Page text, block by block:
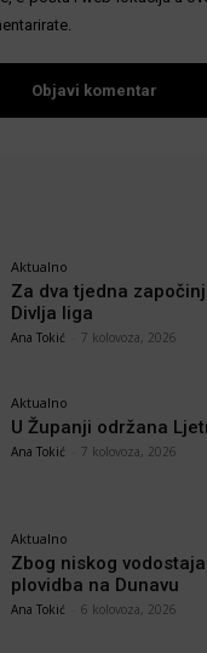
Aktualno
Za dva tjedna
Divlja liga
Ana Tokić 7 kolovoza, 2026
Aktualno
U Županji održana
Ana Tokić 7 kolovoza, 2026
Aktualno
Zbog niskog
plovidba na Dunavu
Ana Tokić 6 kolovoza, 2026